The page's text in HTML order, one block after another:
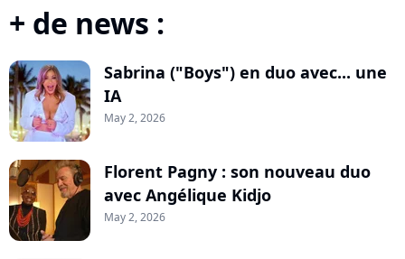
+ de news :
Sabrina ("Boys") en duo avec... une
IA
May 2, 2026
Florent Pagny : son nouveau duo
avec Angélique Kidjo
May 2, 2026